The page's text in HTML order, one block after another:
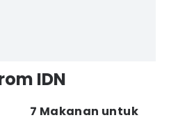
IDN
7 Makanan untuk